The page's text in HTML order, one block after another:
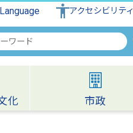
アクセシビリティ
化 市政